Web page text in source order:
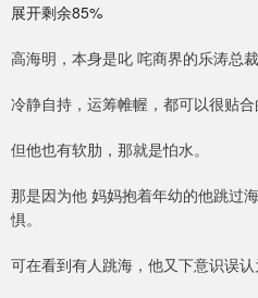
展开剩余85%
高海明，本身是叱 咤商界的乐涛总裁
冷静自持，运筹帷幄，都可以很贴合
但他也有软肋，那就是怕水。
那是因为他 妈妈抱着年幼的他跳过
惧。
可在看到有人跳海，他又下意识误认